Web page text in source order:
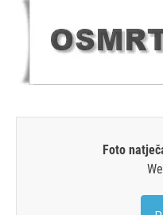
Foto